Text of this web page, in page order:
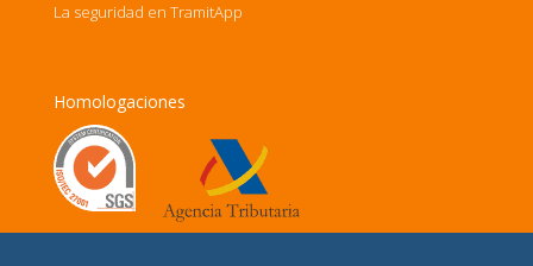
La seguridad en TramitApp
Homologaciones